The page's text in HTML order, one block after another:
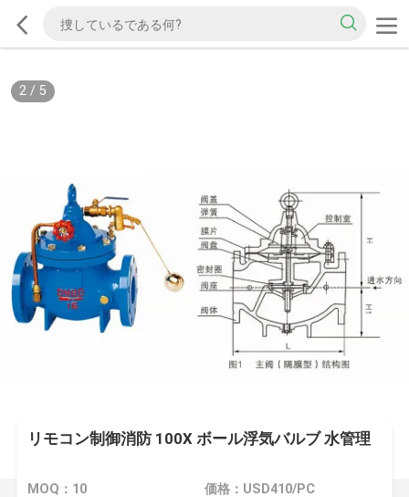
2/ 5
リモコン制御消防 100X ボール浮気バルブ 水管理
MOQ：10 価格：USD410/PC